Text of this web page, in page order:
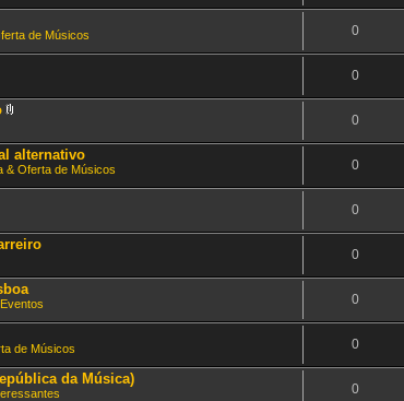
de Músicos 0
0
e
x
o
(
0
alternativo
& Oferta de Músicos 0
0
0
0
de Músicos 0
da Música)
0